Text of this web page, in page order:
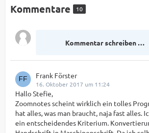
Kommentare 10
Kommentar schreiben …
Frank Förster
16. Oktober 2017 um 11:24
Hallo Stefie,
Zoomnotes scheint wirklich ein tolles
hat alles, was man braucht, naja fast alles.
ein entscheidendes Kriterium.